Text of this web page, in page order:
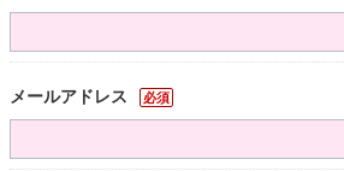
メールアドレス 必須